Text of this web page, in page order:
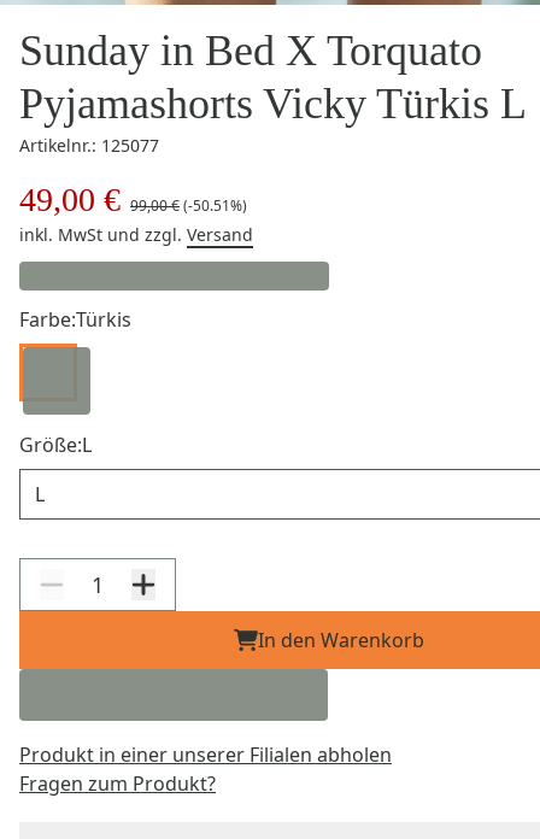
Sunday in Bed X Torquato
Pyjamashorts Vicky Türkis L
Artikelnr.: 125077
49,00 € 99,00 €(-50.51%)
inkl. MwSt und zzgl. Versand
Farbe:Türkis
Größe:L
In den Warenkorb
Produkt in einer unserer Filialen abholen
Fragen zum Produkt?